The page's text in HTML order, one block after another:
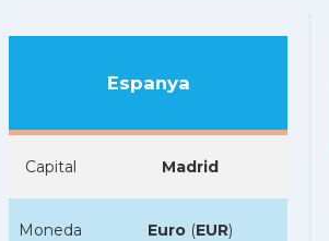
Espanya
Capital Madrid
Moneda Euro(EUR)